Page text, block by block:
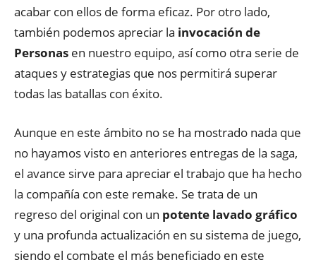
acabar con ellos de forma eficaz. Por otro lado,
también podemos apreciar la invocación de
Personas en nuestro equipo, así como otra serie de
ataques y estrategias que nos permitirá superar
todas las batallas con éxito.
Aunque en este ámbito no se ha mostrado nada que
no hayamos visto en anteriores entregas de la saga,
el avance sirve para apreciar el trabajo que ha hecho
la compañía con este remake. Se trata de un
regreso del original con un potente lavado gráfico
y una profunda actualización en su sistema de juego,
siendo el combate el más beneficiado en este